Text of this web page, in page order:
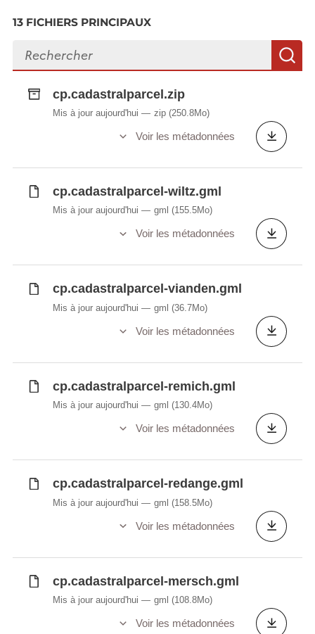
13 FICHIERS PRINCIPAUX
Rechercher des fichiers
cp.cadastralparcel.zip
Mis à jour aujourd'hui zip (250.8Mo)
Voir les métadonnées
cp.cadastralparcel-wiltz.gml
Mis à jour aujourd'hui gml (155.5Mo)
Voir les métadonnées
cp.cadastralparcel-vianden.gml
Mis à jour aujourd'hui gml (36.7Mo)
Voir les métadonnées
cp.cadastralparcel-remich.gml
Mis à jour aujourd'hui gml (130.4Mo)
Voir les métadonnées
cp.cadastralparcel-redange.gml
Mis à jour aujourd'hui gml (158.5Mo)
Voir les métadonnées
cp.cadastralparcel-mersch.gml
Mis à jour aujourd'hui gml (108.8Mo)
Voir les métadonnées